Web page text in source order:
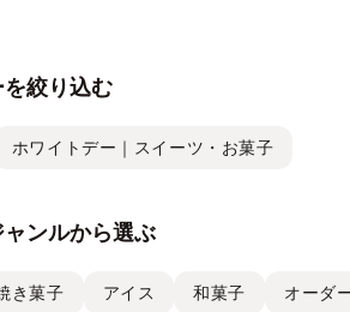
絞り込む
ホワイトデー｜スイーツ・お菓子
ンルから選ぶ
き菓子 アイス 和菓子 オーダ